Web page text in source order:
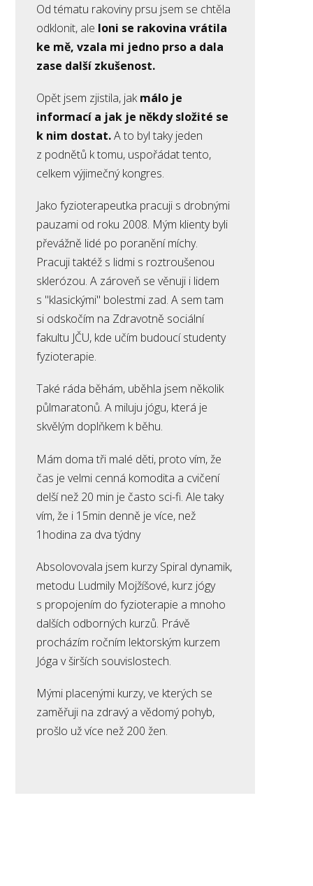
Od tématu rakoviny prsu jsem se chtěla
odklonit, ale loni se rakovina vrátila
ke mě, vzala mi jedno prso a dala
zase další zkušenost.
Opět jsem zjistila, jakmálo je
informací a jak je někdy složité se
k nim dostat.A to byl taky jeden
z podnětů k tomu, uspořádat tento,
celkem výjimečný kongres.
Jako fyzioterapeutka pracuji s drobnými
pauzami od roku 2008. Mým klienty byli
převážně lidé po poranění míchy.
Pracuji taktéž s lidmi s roztroušenou
sklerózou. A zároveň se věnuji i lidem
s "klasickými" bolestmi zad. A sem tam
si odskočím na Zdravotně sociální
fakultu JČU, kde učím budoucí studenty
fyzioterapie.
Také ráda běhám, uběhla jsem několik
půlmaratonů. A miluju jógu, která je
skvělým doplňkem k běhu.
Mám doma tři malé děti, proto vím, že
čas je velmi cenná komodita a cvičení
delší než 20 min je často sci-fi. Ale taky
vím, že i 15min denně je více, než
1hodina za dva týdny
Absolovovala jsem kurzy Spiral dynamik,
metodu Ludmily Mojžíšové, kurz jógy
s propojením do fyzioterapie a mnoho
dalších odborných kurzů. Právě
procházím ročním lektorským kurzem
Jóga v širších souvislostech.
Mými placenými kurzy, ve kterých se
zaměřuji na zdravý a vědomý pohyb,
prošlo už více než 200 žen.